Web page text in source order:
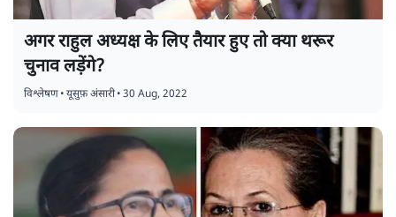
अगर राहुल अध्यक्ष के लिए तैयार हुए तो क्या थरूर
चुनाव लड़ेंगे?
विश्लेषण•यूसुफ़ अंसारी•30 Aug, 2022